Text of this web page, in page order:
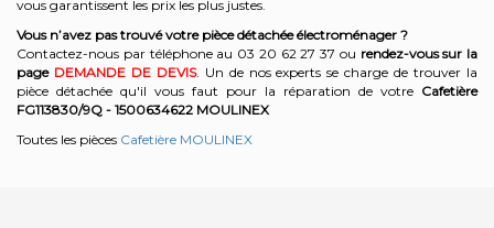
vous garantissent les prix les plus justes.
Vous n’avez pas trouvé votre pièce détachée électroménager ?
Contactez-nous par téléphone au 03 20 62 27 37 ou rendez-vous sur la
page DEMANDE DE DEVIS. Un de nos experts se charge de trouver la
pièce détachée qu'il vous faut pour la réparation de votre Cafetière
FG113830/9Q - 1500634622 MOULINEX
Toutes les pièces Cafetière MOULINEX